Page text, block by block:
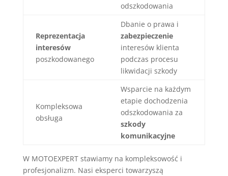
odszkodowania
Reprezentacja
interesów
poszkodowanego
Dbanie o prawa i
zabezpieczenie
interesów klienta
podczas procesu
likwidacji szkody
Kompleksowa
obsługa
Wsparcie na każdym
etapie dochodzenia
odszkodowania za
szkody
komunikacyjne
W MOTOEXPERT stawiamy na kompleksowość i
profesjonalizm. Nasi eksperci towarzyszą